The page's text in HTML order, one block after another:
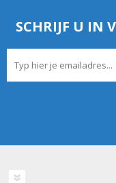
SCHRIJF U IN